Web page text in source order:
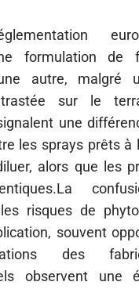
formulation de
autre, malgré
sur le
une
les sprays prêts à
alors que les
risques de
souvent
des
observent une